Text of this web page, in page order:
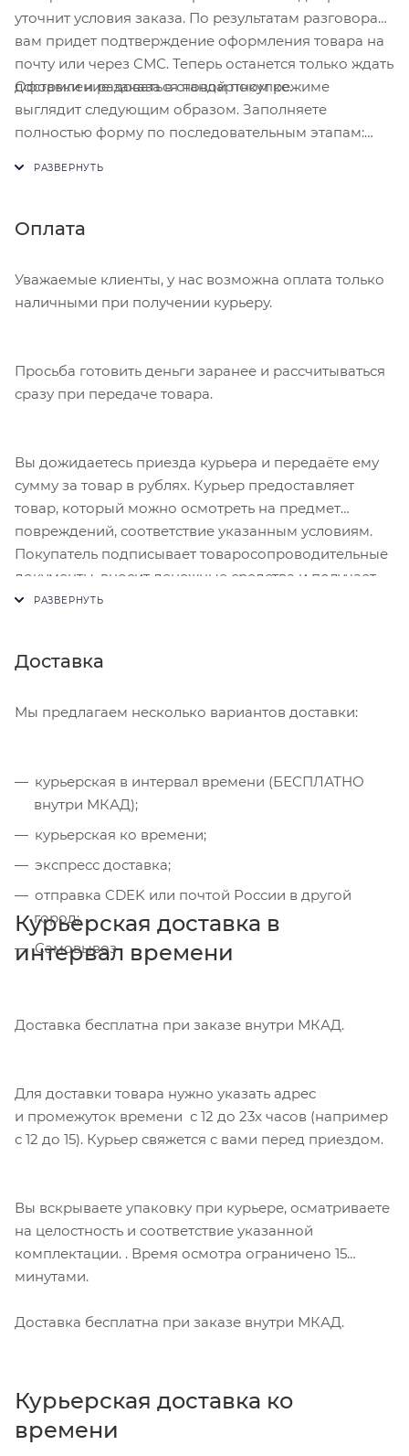
уточнит условия заказа. По результатам разговора
вам придет подтверждение оформления товара на
почту или через СМС. Теперь останется только ждать
доставки и радоваться новой покупке.
Оформление заказа в стандартном режиме
выглядит следующим образом. Заполняете
полностью форму по последовательным этапам:
Нажмите кнопку «Оформить заказ».
Оплата
Уважаемые клиенты, у нас возможна оплата только
наличными при получении курьеру.
Просьба готовить деньги заранее и рассчитываться
сразу при передаче товара.
Вы дожидаетесь приезда курьера и передаёте ему
сумму за товар в рублях. Курьер предоставляет
товар, который можно осмотреть на предмет
повреждений, соответствие указанным условиям.
Покупатель подписывает товаросопроводительные
документы, вносит денежные средства и получает
чек.
Доставка
Мы предлагаем несколько вариантов доставки:
курьерская в интервал времени (БЕСПЛАТНО
внутри МКАД);
курьерская ко времени;
экспресс доставка;
отправка CDEK или почтой России в другой
город;
Самовывоз
Курьерская доставка в
интервал времени
Доставка бесплатна при заказе внутри МКАД.
Для доставки товара нужно указать адрес
и промежуток времени с 12 до 23х часов (например
с 12 до 15). Курьер свяжется с вами перед приездом.
Вы вскрываете упаковку при курьере, осматриваете
на целостность и соответствие указанной
комплектации. . Время осмотра ограничено 15
минутами.
Доставка бесплатна при заказе внутри МКАД.
Курьерская доставка ко
времени